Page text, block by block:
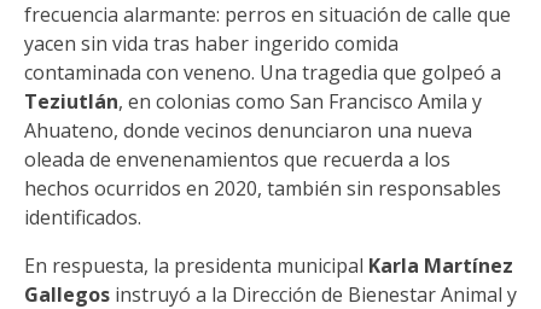
frecuencia alarmante: perros en situación de calle que
yacen sin vida tras haber ingerido comida
contaminada con veneno. Una tragedia que golpeó a
Teziutlán, en colonias como San Francisco Amila y
Ahuateno, donde vecinos denunciaron una nueva
oleada de envenenamientos que recuerda a los
hechos ocurridos en 2020, también sin responsables
identificados.
En respuesta, la presidenta municipal Karla Martínez
Gallegos instruyó a la Dirección de Bienestar Animal y